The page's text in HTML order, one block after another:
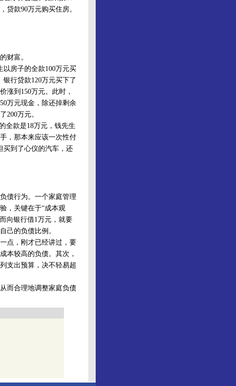
贷款90万元购买住房。
财富。
房子的全款100万元买
行贷款120万元买下了
涨到150万元。此时，
万元现金，除还掉剩余
200万元。
全款是18万元，钱先生
，那本来应该一次性付
买到了心仪的汽车，还
债行为。一个家庭管理
，关键在于“成本观
向银行借1万元，就要
己的负债比例。
点，刚才已经讲过，要
本较高的负债。其次，
支出预算，决不轻易超
而合理地调整家庭负债